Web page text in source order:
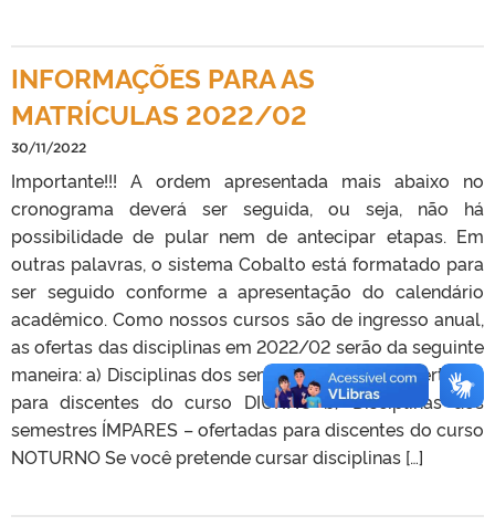
INFORMAÇÕES PARA AS
MATRÍCULAS 2022/02
30/11/2022
Importante!!! A ordem apresentada mais abaixo no
cronograma deverá ser seguida, ou seja, não há
possibilidade de pular nem de antecipar etapas. Em
outras palavras, o sistema Cobalto está formatado para
ser seguido conforme a apresentação do calendário
acadêmico. Como nossos cursos são de ingresso anual,
as ofertas das disciplinas em 2022/02 serão da seguinte
maneira: a) Disciplinas dos semestres PARES – ofertadas
para discentes do curso DIURNO b) Disciplinas dos
semestres ÍMPARES – ofertadas para discentes do curso
NOTURNO Se você pretende cursar disciplinas […]